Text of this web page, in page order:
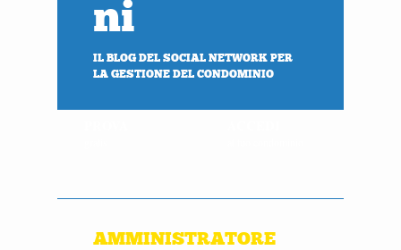
ni
IL BLOG DEL SOCIAL NETWORK PER
LA GESTIONE DEL CONDOMINIO
AMMINISTRATORE